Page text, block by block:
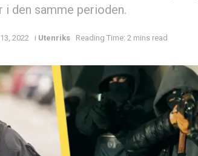
den samme perioden.
2022 i Utenriks Reading Time: 2 mins read